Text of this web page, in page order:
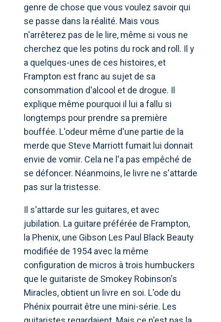
genre de chose que vous voulez savoir qui
se passe dans la réalité. Mais vous
n'arrêterez pas de le lire, même si vous ne
cherchez que les potins du rock and roll. Il y
a quelques-unes de ces histoires, et
Frampton est franc au sujet de sa
consommation d'alcool et de drogue. Il
explique même pourquoi il lui a fallu si
longtemps pour prendre sa première
bouffée. L'odeur même d'une partie de la
merde que Steve Marriott fumait lui donnait
envie de vomir. Cela ne l'a pas empêché de
se défoncer. Néanmoins, le livre ne s'attarde
pas sur la tristesse.
Il s'attarde sur les guitares, et avec
jubilation. La guitare préférée de Frampton,
la Phenix, une Gibson Les Paul Black Beauty
modifiée de 1954 avec la même
configuration de micros à trois humbuckers
que le guitariste de Smokey Robinson's
Miracles, obtient un livre en soi. L'ode du
Phénix pourrait être une mini-série. Les